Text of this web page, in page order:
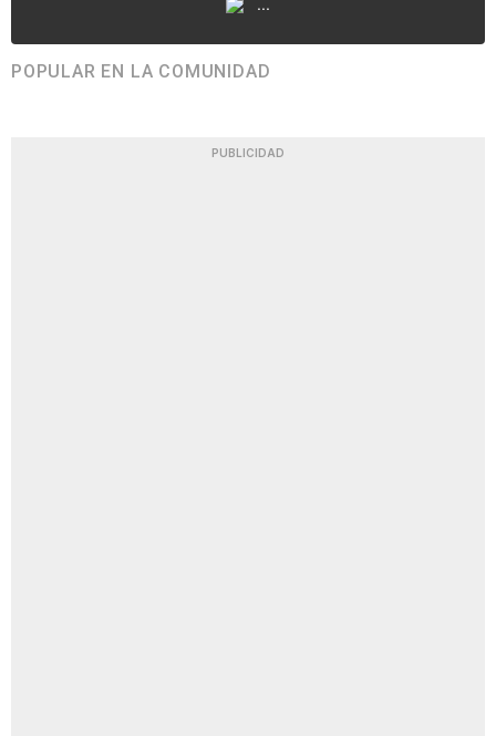
POPULAR EN LA COMUNIDAD
PUBLICIDAD